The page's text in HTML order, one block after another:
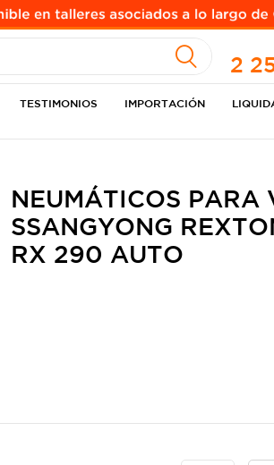
2
TESTIMONIOS IMPORTACIÓN
NEUMÁTICOS PARA
SSANGYONG
RX 290 AUTO